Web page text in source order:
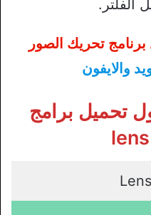
الفلتر.
تحريك الصور
تحميل برامج